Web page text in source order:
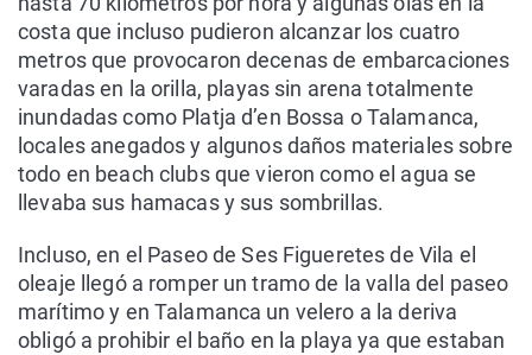
costa que incluso pudieron alcanzar los cuatro
metros que provocaron decenas de embarcaciones
varadas en la orilla, playas sin arena totalmente
inundadas como Platja d’en Bossa o Talamanca,
locales anegados y algunos daños materiales sobre
todo en beach clubs que vieron como el agua se
llevaba sus hamacas y sus sombrillas.
Incluso, en el Paseo de Ses Figueretes de Vila el
oleaje llegó a romper un tramo de la valla del paseo
marítimo y en Talamanca un velero a la deriva
obligó a prohibir el baño en la playa ya que estaban